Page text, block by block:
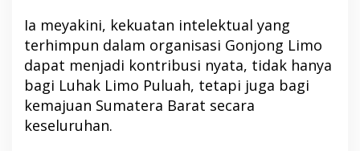
Ia meyakini, kekuatan intelektual yang
terhimpun dalam organisasi Gonjong Limo
dapat menjadi kontribusi nyata, tidak hanya
bagi Luhak Limo Puluah, tetapi juga bagi
kemajuan Sumatera Barat secara
keseluruhan.